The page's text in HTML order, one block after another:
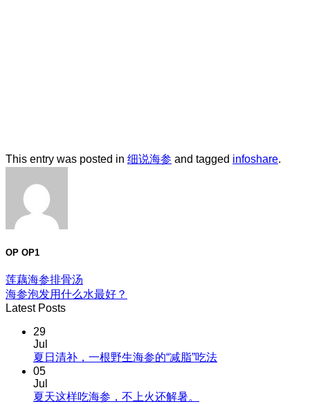
This entry was posted in 细说海参 and tagged infoshare.
OP OP1
莲藕海参排骨汤
海参泡发用什么水最好？
Latest Posts
29
Jul
夏日清补，一根野生海参的“减脂”吃法No
05
Jul
夏天这样吃海参，不上火还解暑。